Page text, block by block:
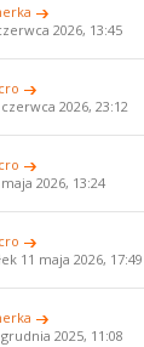
2026, 13:45
2026, 23:12
2026, 13:24
11 maja 2026, 17:49
2025, 11:08